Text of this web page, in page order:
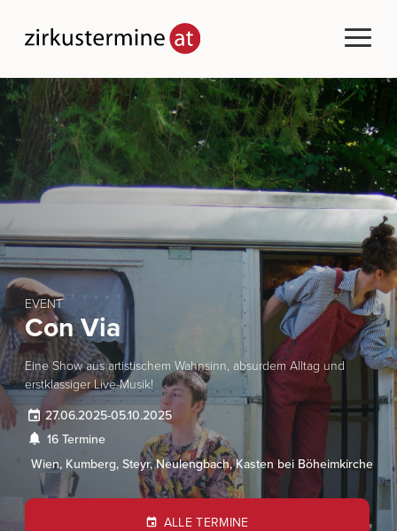
EVENT
Con Via
Eine Show aus artistischem Wahnsinn, absurdem Alltag und
erstklassiger Live-Musik!
27.06.2025-05.10.2025
16 Termine
Wien, Kumberg, Steyr, Neulengbach, Kasten bei Böheimkirchen,
ALLE TERMINE